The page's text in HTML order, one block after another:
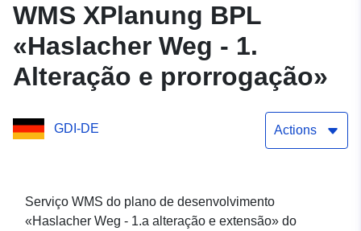
WMS XPlanung BPL
«Haslacher Weg - 1.
Alteração e prorrogação»
GDI-DE Actions
Serviço WMS do plano de desenvolvimento
«Haslacher Weg - 1.a alteração e extensão» do